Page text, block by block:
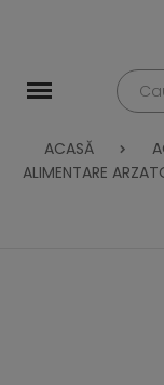
ACASĂ
ALIMENTARE